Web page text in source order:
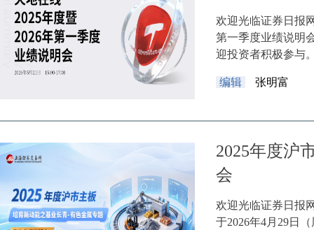
欢迎光临证券日报
第一季度业绩说明
迎投资者积极参与
编辑 张明富
2025年度沪
会
欢迎光临证券日报
于2026年4月29日